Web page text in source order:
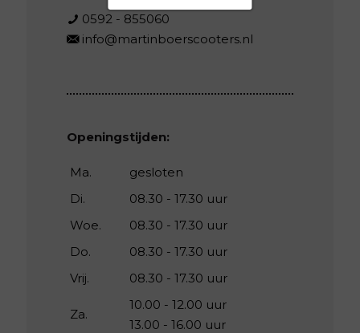
0592 - 855060
info@martinboerscooters.nl
Openingstijden:
Ma.
gesloten
Di.
08.30 - 17.30 uur
Woe.
08.30 - 17.30 uur
Do.
08.30 - 17.30 uur
Vrij.
08.30 - 17.30 uur
Za.
10.00 - 12.00 uur
13.00 - 16.00 uur